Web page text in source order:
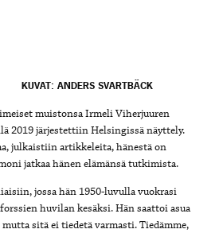
KUVAT: ANDERS SVARTBÄCK
muistonsa Irmeli Viherjuuren
2019 järjestettiin Helsingissä näyttely.
julkaistiin artikkeleita, hänestä on
jatkaa hänen elämänsä tutkimista.
jossa hän 1950-luvulla vuokrasi
huvilan kesäksi. Hän saattoi asua
sitä ei tiedetä varmasti. Tiedämme,